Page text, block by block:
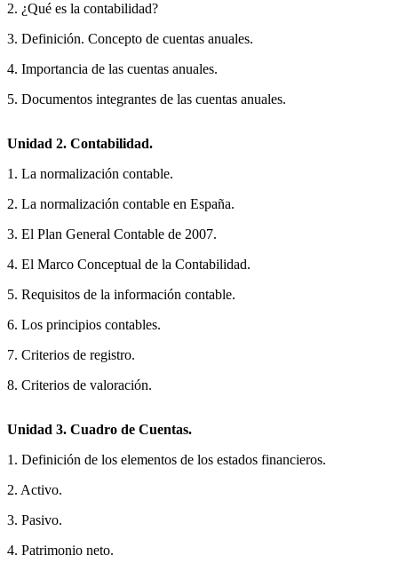
2. ¿Qué es la contabilidad?
3. Definición. Concepto de cuentas anuales.
4. Importancia de las cuentas anuales.
5. Documentos integrantes de las cuentas anuales.
Unidad 2. Contabilidad.
1. La normalización contable.
2. La normalización contable en España.
3. El Plan General Contable de 2007.
4. El Marco Conceptual de la Contabilidad.
5. Requisitos de la información contable.
6. Los principios contables.
7. Criterios de registro.
8. Criterios de valoración.
Unidad 3. Cuadro de Cuentas.
1. Definición de los elementos de los estados financieros.
2. Activo.
3. Pasivo.
4. Patrimonio neto.